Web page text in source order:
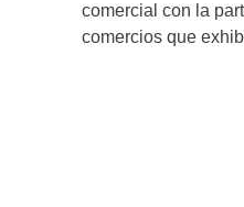
comercial con la
comercios que